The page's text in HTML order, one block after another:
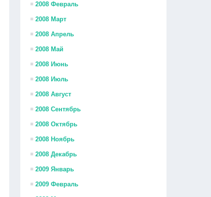
2008 Февраль
2008 Март
2008 Апрель
2008 Май
2008 Июнь
2008 Июль
2008 Август
2008 Сентябрь
2008 Октябрь
2008 Ноябрь
2008 Декабрь
2009 Январь
2009 Февраль